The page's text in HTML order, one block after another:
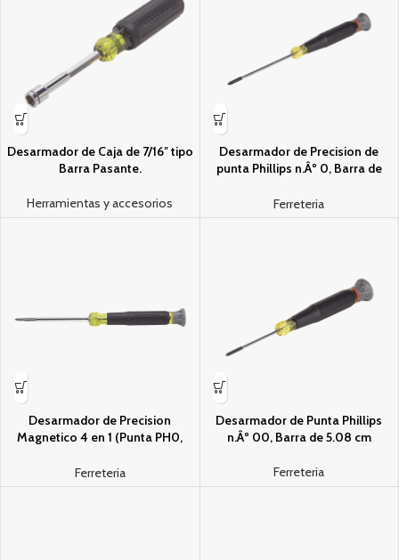
Desarmador de Caja de 7/16″ tipo
Barra Pasante.
Herramientas y accesorios
Desarmador de Precision de
punta Phillips n.Âº 0, Barra de
Ferreteria
Desarmador de Precision
Magnetico 4 en 1 (Punta PH0,
Ferreteria
Desarmador de Punta Phillips
n.Âº 00, Barra de 5.08 cm
Ferreteria